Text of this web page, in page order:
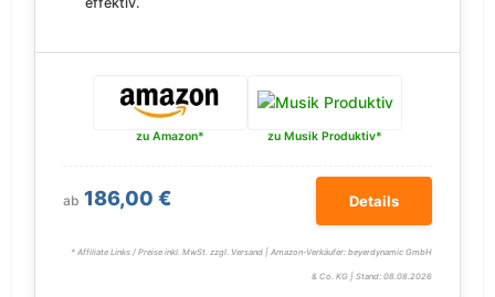
zu Amazon* zu Musik Produktiv*
ab 186,00 € Details
* Affiliate Links / Preise inkl. MwSt. zzgl. Versand | Amazon-Verkäufer: beyerdynamic GmbH
& Co. KG | Stand: 08.08.2026